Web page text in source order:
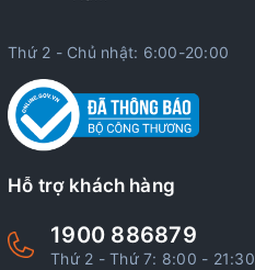
Thứ 2 - Chủ nhật: 6:00-20:00
Hỗ trợ khách hàng
1900 886879
Thứ 2 - Thứ 7: 8:00 - 21:30